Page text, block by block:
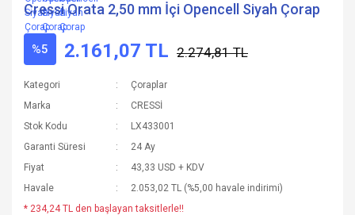
Cressi Orata 2,50 mm İçi Opencell Siyah Çorap
%5 2.161,07 TL 2.274,81 TL
Kategori
Çoraplar
Marka
CRESSİ
Stok Kodu
LX433001
Garanti Süresi
24 Ay
Fiyat
43,33 USD + KDV
Havale
2.053,02 TL (%5,00 havale indirimi)
* 234,24 TL den başlayan taksitlerle!!